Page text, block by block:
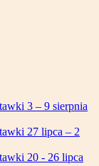
3 – 9 sierpnia
27 lipca – 2
20 - 26 lipca